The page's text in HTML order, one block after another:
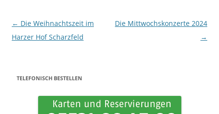
Beitrags-Navigation
← Die Weihnachtszeit im
Harzer Hof Scharzfeld
Die Mittwochskonzerte 2024
→
TELEFONISCH BESTELLEN